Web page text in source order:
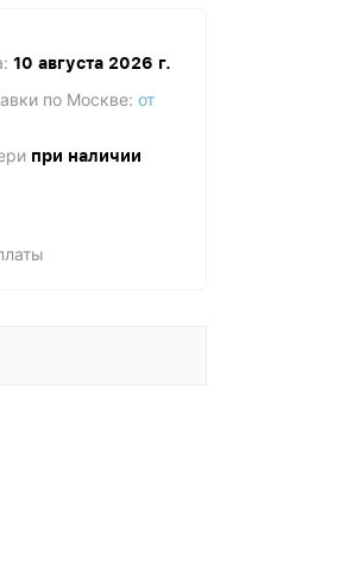
10 августа 2026 г.
по Москве: от
при наличии